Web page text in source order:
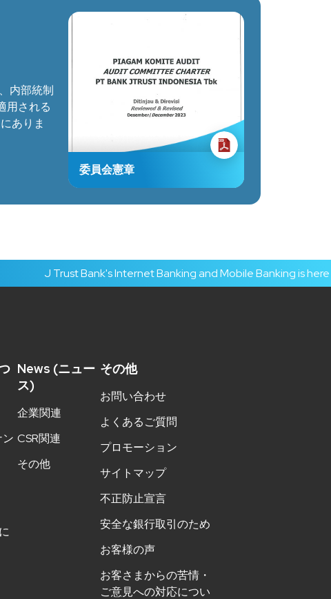
内部統制
用される
ありま
委員会憲章
J Trust Bank's Internet Banking and Mobile Banking is here
News (ニュー
ス)
企業関連
CSR関連
その他
その他
お問い合わせ
よくあるご質問
プロモーション
サイトマップ
不正防止宣言
安全な銀行取引のため
お客様の声
お客さまからの苦情・
ご意見への対応につい